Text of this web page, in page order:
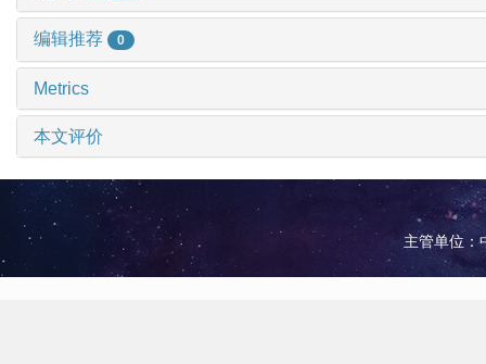
编辑推荐 0
Metrics
本文评价
主管单位：